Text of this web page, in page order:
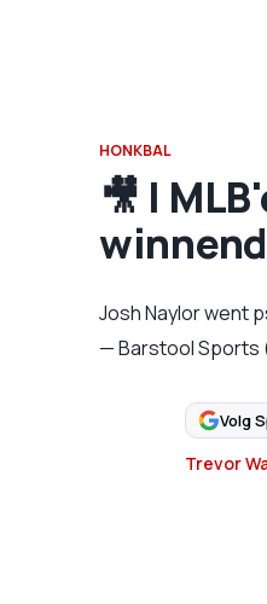
HONKBAL
🎥 |
Josh Naylor went
— Barstool
Volg
Trevor